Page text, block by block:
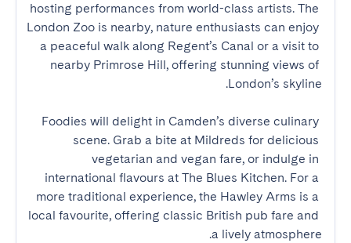
hosting performances from world-class artists. The
London Zoo is nearby, nature enthusiasts can enjoy
a peaceful walk along Regent’s Canal or a visit to
nearby Primrose Hill, offering stunning views of
Foodies will delight in Camden’s diverse culinary
scene. Grab a bite at Mildreds for delicious
vegetarian and vegan fare, or indulge in
international flavours at The Blues Kitchen. For a
more traditional experience, the Hawley Arms is a
local favourite, offering classic British pub fare and
a lively atmosphere.